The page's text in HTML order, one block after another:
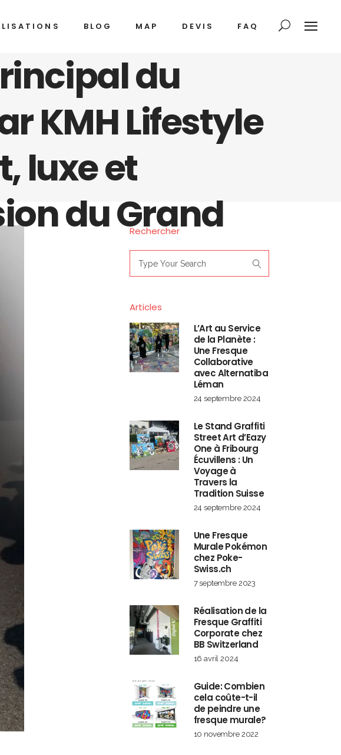
BLOG MAP DEVIS FAQ
du
KMH Lifestyle
luxe et
du Grand
Rechercher
for:
Articles
L’Art au Service
de la Planète :
Une Fresque
Collaborative
avec Alternatiba
Léman
24 septembre 2024
Le Stand Graffiti
Street Art d’Eazy
One à Fribourg
Écuvillens : Un
Voyage à
Travers la
Tradition Suisse
24 septembre 2024
Une Fresque
Murale Pokémon
chez Poke-
Swiss.ch
7 septembre 2023
Réalisation de la
Fresque Graffiti
Corporate chez
BB Switzerland
16 avril 2024
Guide: Combien
cela coûte-t-il
de peindre une
fresque murale?
10 novembre 2022